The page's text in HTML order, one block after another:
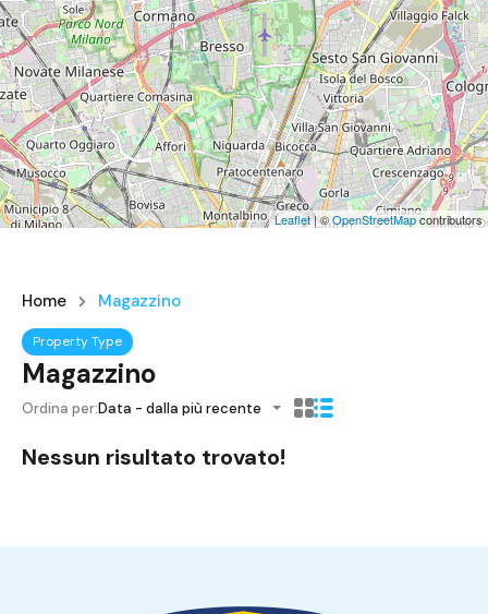
Leaflet| ©OpenStreetMapcontributors
Home Magazzino
Property Type
Magazzino
Ordina per:Data - dalla più recente
Nessun risultato trovato!